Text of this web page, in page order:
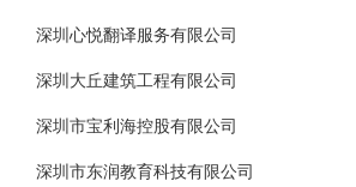
深圳心悦翻译服务有限公司
深圳大丘建筑工程有限公司
深圳市宝利海控股有限公司
深圳市东润教育科技有限公司